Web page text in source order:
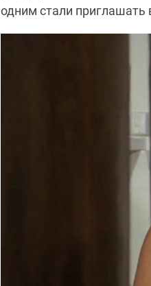
одним стали приглашать